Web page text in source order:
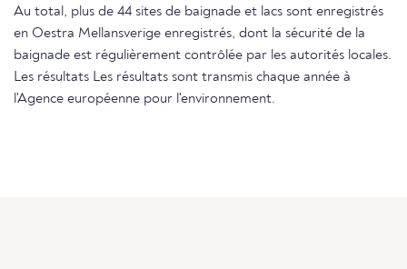
Au total, plus de 44 sites de baignade et lacs sont enregistrés
en Oestra Mellansverige enregistrés, dont la sécurité de la
baignade est régulièrement contrôlée par les autorités locales.
Les résultats Les résultats sont transmis chaque année à
l'Agence européenne pour l'environnement.